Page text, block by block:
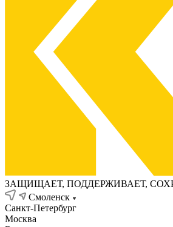
ЗАЩИЩАЕТ, ПОДДЕРЖИВАЕТ,
Смоленск
Санкт-Петербург
Москва